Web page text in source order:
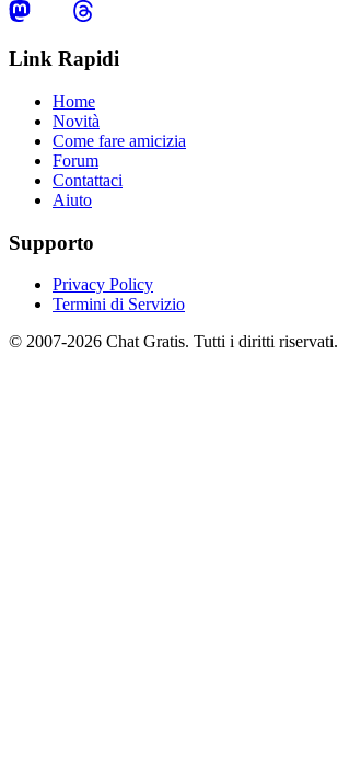
Link Rapidi
Home
Novità
Come fare amicizia
Forum
Contattaci
Aiuto
Supporto
Privacy Policy
Termini di Servizio
© 2007-2026 Chat Gratis. Tutti i diritti riservati.